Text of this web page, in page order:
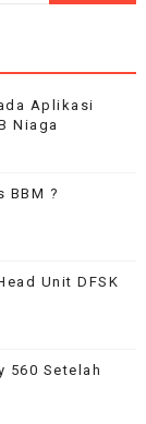
Aplikasi
Niaga
BBM ?
Unit DFSK
560 Setelah